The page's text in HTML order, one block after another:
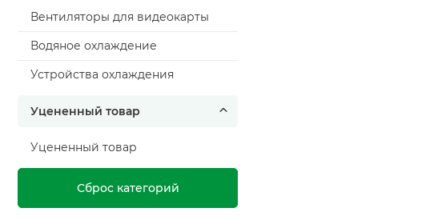
Вентиляторы для видеокарты
Водяное охлаждение
Устройства охлаждения
Уцененный товар
Уцененный товар
Сброс категорий